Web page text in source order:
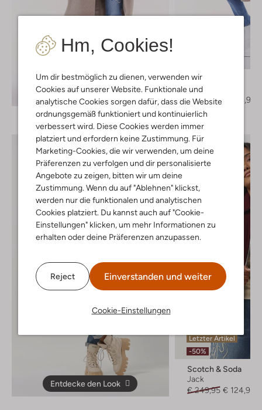
Hm, Cookies!
Um dir bestmöglich zu dienen, verwenden wir
Cookies auf unserer Website. Funktionale und
analytische Cookies sorgen dafür, dass die Website
ordnungsgemäß funktioniert und kontinuierlich
verbessert wird. Diese Cookies werden immer
platziert und erfordern keine Zustimmung. Für
Marketing-Cookies, die wir verwenden, um deine
Präferenzen zu verfolgen und dir personalisierte
Angebote zu zeigen, bitten wir um deine
Zustimmung. Wenn du auf "Ablehnen" klickst,
werden nur die funktionalen und analytischen
Cookies platziert. Du kannst auch auf "Cookie-
Einstellungen" klicken, um mehr Informationen zu
erhalten oder deine Präferenzen anzupassen.
Reject Einverstanden und weiter
Cookie-Einstellungen
Entdecke den Look
Scotch & Soda
Mantel
€ 289,95
€ 144,99
Entdecke den Look
Letzter Artikel
-50%
Scotch & Soda
Jack
€ 249,95 € 124,99